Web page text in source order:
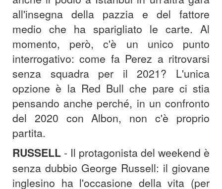
all'insegna della pazzia e del fattore
medio che ha sparigliato le carte. Al
momento, però, c'è un unico punto
interrogativo: come fa Perez a ritrovarsi
senza squadra per il 2021? L'unica
opzione è la Red Bull che pare ci stia
pensando anche perché, in un confronto
del 2020 con Albon, non c'è proprio
partita.
RUSSELL - Il protagonista del weekend è
senza dubbio George Russell: il giovane
inglesino ha l'occasione della vita (per